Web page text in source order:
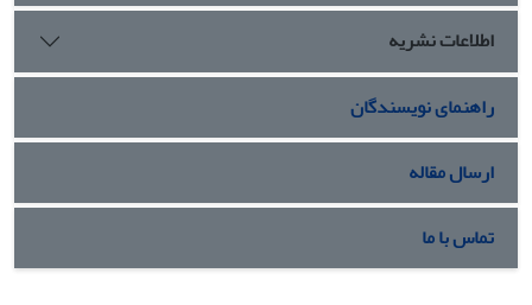
اطلاعات نشریه
راهنمای نویسندگان
ارسال مقاله
تماس با ما